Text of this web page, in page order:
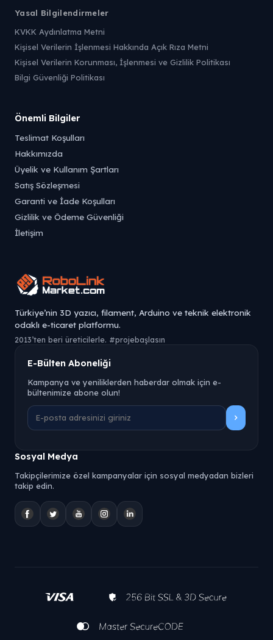
Yasal Bilgilendirmeler
KVKK Aydınlatma Metni
Kişisel Verilerin İşlenmesi Hakkında Açık Rıza Metni
Kişisel Verilerin Korunması, İşlenmesi ve Gizlilik Politikası
Bilgi Güvenliği Politikası
Önemli Bilgiler
Teslimat Koşulları
Hakkımızda
Üyelik ve Kullanım Şartları
Satış Sözleşmesi
Garanti ve İade Koşulları
Gizlilik ve Ödeme Güvenliği
İletişim
Türkiye’nin 3D yazıcı, filament, Arduino ve teknik elektronik
odaklı e-ticaret platformu.
2013’ten beri üreticilerle. #projebaşlasın
E-Bülten Aboneliği
Kampanya ve yeniliklerden haberdar olmak için e-
bültenimize abone olun!
Sosyal Medya
Takipçilerimize özel kampanyalar için sosyal medyadan bizleri
takip edin.